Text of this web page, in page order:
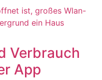
Verbrauch
App